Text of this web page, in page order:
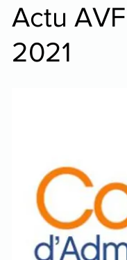
voyage
Actu
2021